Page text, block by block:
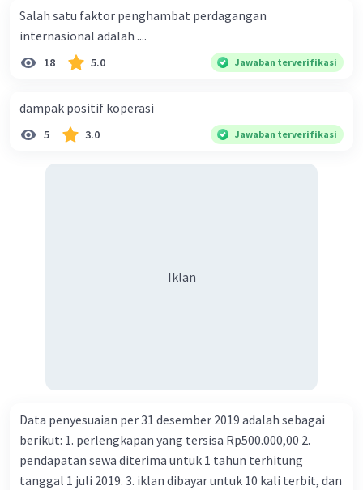
Salah satu faktor penghambat perdagangan
internasional adalah ....
18 5.0 Jawaban terverifikasi
dampak positif koperasi
5 3.0 Jawaban terverifikasi
Iklan
Data penyesuaian per 31 desember 2019 adalah sebagai
berikut: 1. perlengkapan yang tersisa Rp500.000,00 2.
pendapatan sewa diterima untuk 1 tahun terhitung
tanggal 1 juli 2019. 3. iklan dibayar untuk 10 kali terbit, dan